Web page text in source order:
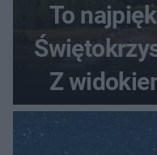
To
Z
szczyt